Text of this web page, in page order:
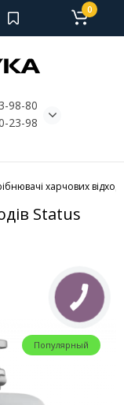
98-80
23-98
0
харчових
Status
Популярный